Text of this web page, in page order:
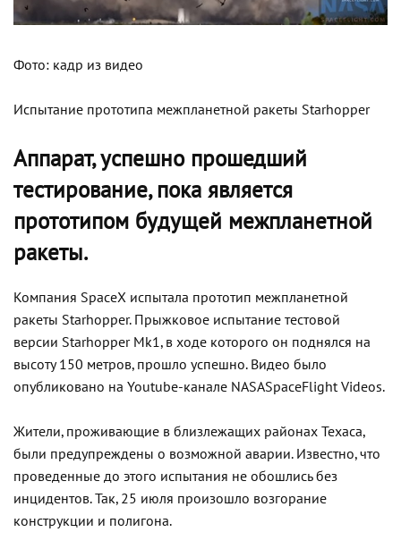
Фото: кадр из видео
Испытание прототипа межпланетной ракеты Starhopper
Аппарат, успешно прошедший
тестирование, пока является
прототипом будущей межпланетной
ракеты.
Компания SpaceX испытала прототип межпланетной
ракеты Starhopper. Прыжковое испытание тестовой
версии Starhopper Mk1, в ходе которого он поднялся на
высоту 150 метров, прошло успешно. Видео было
опубликовано на Youtube-канале NASASpaceFlight Videos.
Жители, проживающие в близлежащих районах Техаса,
были предупреждены о возможной аварии. Известно, что
проведенные до этого испытания не обошлись без
инцидентов. Так, 25 июля произошло возгорание
конструкции и полигона.